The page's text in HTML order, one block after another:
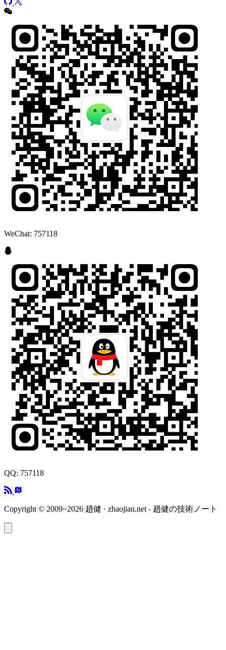
WeChat: 757118
QQ: 757118
Copyright © 2009~2026 趙健 · zhaojian.net - 趙健の技術ノート